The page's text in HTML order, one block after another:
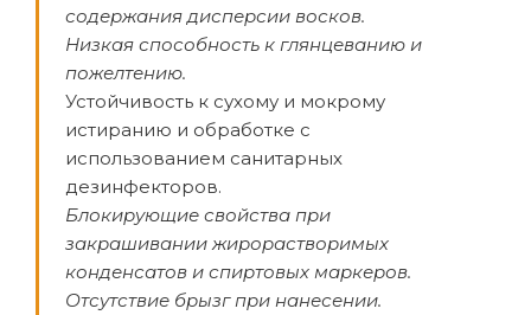
содержания дисперсии восков.
Низкая способность к глянцеванию и
пожелтению.
Устойчивость к сухому и мокрому
истиранию и обработке с
использованием санитарных
дезинфекторов.
Блокирующие свойства при
закрашивании жирорастворимых
конденсатов и спиртовых маркеров.
Отсутствие брызг при нанесении.